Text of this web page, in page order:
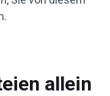
allein